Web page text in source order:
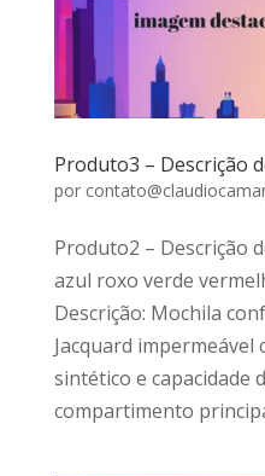
Produto3 – Descrição
por
Produto2 – Descrição
azul roxo verde
Descrição: Mochila
Jacquard impermeável
sintético e capacidade
compartimento